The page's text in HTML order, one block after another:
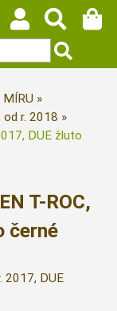
MÍRU
od r. 2018
DUE žluto
T-ROC,
černé
2017, DUE